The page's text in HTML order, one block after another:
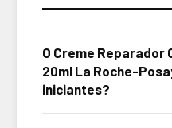
O Creme Reparador
20ml La Roche-
iniciantes?